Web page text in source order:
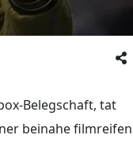
Belegschaft, tat
beinahe filmreifen